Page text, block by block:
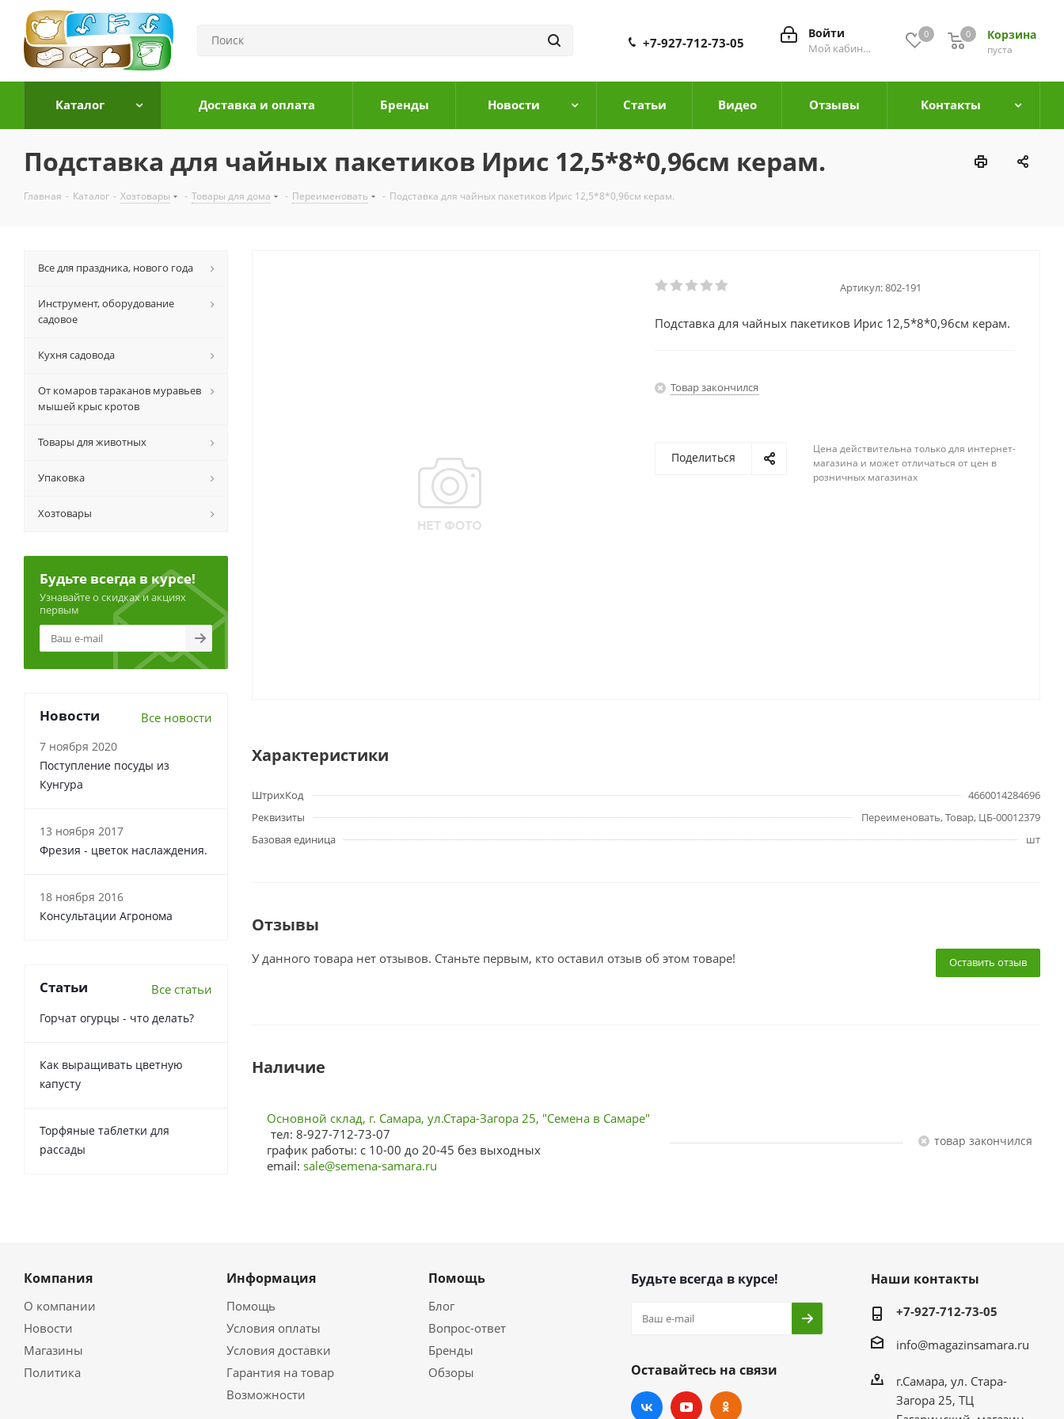
0 Корзина
0
пуста
0
Войти
Мой кабинет
+7-927-712-73-05
Каталог Доставка и оплата Бренды Новости Cтатьи Видео Отзывы Контакты
Подставка для чайных пакетиков Ирис 12,5*8*0,96см керам.
Главная - Каталог - Хозтовары - Товары для дома - Переименовать - Подставка для чайных пакетиков Ирис 12,5*8*0,96см керам.
Артикул:802-191
Подставка для чайных пакетиков Ирис 12,5*8*0,96см керам.
Товар закончился
Поделиться
Цена действительна только для интернет-
магазина и может отличаться от цен в
розничных магазинах
Характеристики
ШтрихКод
4660014284696
Реквизиты
Переименовать, Товар, ЦБ-00012379
Базовая единица
шт
Отзывы
Оставить отзыв
У данного товара нет отзывов. Станьте первым, кто оставил отзыв об этом товаре!
Наличие
Основной склад, г. Самара, ул.Стара-Загора 25, "Семена в Самаре"
тел: 8-927-712-73-07
график работы: с 10-00 до 20-45 без выходных
email: sale@semena-samara.ru
Товар закончился
Все для праздника, нового года
Инструмент, оборудование
садовое
Кухня садовода
От комаров тараканов муравьев
мышей крыс кротов
Товары для животных
Упаковка
Хозтовары
Будьте всегда в курсе!
Узнавайте о скидках и акциях
первым
Новости Все новости
7 ноября 2020
Поступление посуды из
Кунгура
13 ноября 2017
Фрезия - цветок наслаждения.
18 ноября 2016
Консультации Агронома
Статьи Все статьи
Горчат огурцы - что делать?
Как выращивать цветную
капусту
Торфяные таблетки для
рассады
Компания
О компании
Новости
Магазины
Политика
Информация
Помощь
Условия оплаты
Условия доставки
Гарантия на товар
Возможности
Помощь
Блог
Вопрос-ответ
Бренды
Обзоры
Будьте всегда в курсе!
Оставайтесь на связи
Наши контакты
+7-927-712-73-05
info@magazinsamara.ru
г.Самара, ул. Стара-
Загора 25, ТЦ